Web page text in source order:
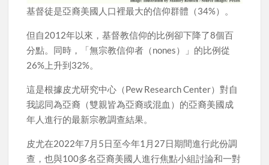
基督徒是亞裔美國人口裡最大的信仰群體（34%）。
但自2012年以來，基督教信仰的比例卻下降了8個百
分點。同時，「無宗教信仰者（nones）」的比例從
26%上升到32%。
這是根據皮尤研究中心（Pew Research Center）對自
我認同為亞裔（雙親皆為亞裔或混血）的亞裔美國成
年人進行的最新宗教調查結果。
皮尤在2022年7月5日至今年1月27日期間進行此份調
查，也與100多名亞裔美國人進行焦點小組討論和一對